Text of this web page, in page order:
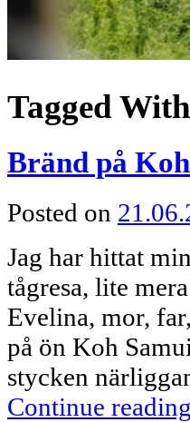
Tagged
Bränd på
Posted on
Jag har hittat
tågresa, lite
Evelina, mor,
på ön Koh
stycken
Continue reading